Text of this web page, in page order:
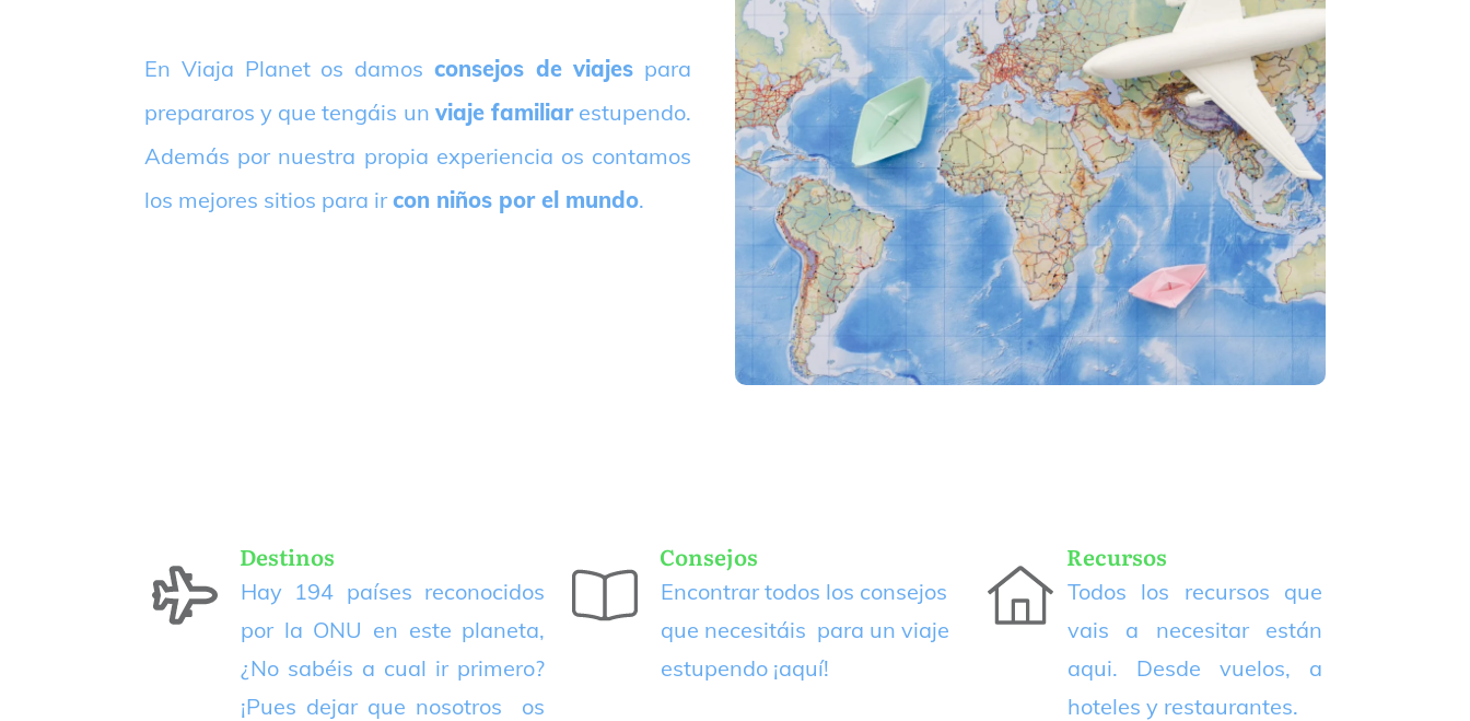
En Viaja Planet os damos consejos de viajes para
prepararos y que tengáis un viaje familiarestupendo.
Además por nuestra propia experiencia os contamos
los mejores sitios para ir con niños por el mundo.
Destinos
Hay 194 países reconocidos
por la ONU en este planeta,
¿No sabéis a cual ir primero?
¡Pues dejar que nosotros os
Consejos
Encontrar todos los consejos
que necesitáis para un viaje
estupendo ¡aquí!
Recursos
Todos los recursos que
vais a necesitar están
aqui. Desde vuelos, a
hoteles y restaurantes.